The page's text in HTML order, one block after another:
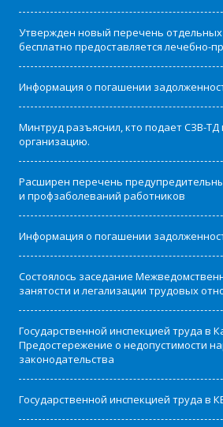
Утвержден новый перечень
бесплатно предоставляется лечебно-
Информация о погашении
Минтруд разъяснил, кто подает СЗВ-
организацию.
Расширен перечень
и профзаболеваний работников
Информация о погашении
Состоялось заседание
занятости и легализации трудовых
Государственной инспекцией труда в
Предостережение о недопустимости
законодательства
Государственной инспекцией труда в